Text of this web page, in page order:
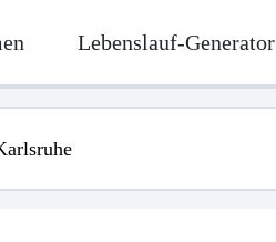
Lebenslauf-Generator